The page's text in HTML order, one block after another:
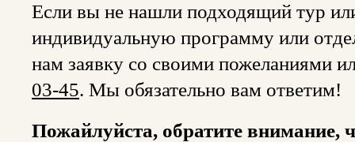
Если вы не нашли подходящий тур или
индивидуальную программу или
нам заявку со своими пожеланиями
03-45. Мы обязательно вам ответим!
Пожайлуйста, обратите внимание,